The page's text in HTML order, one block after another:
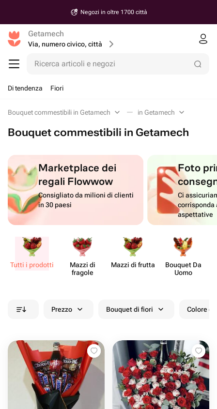
Negozi in oltre 1700 città
Getamech
Via, numero civico, città
Ricerca articoli e negozi
Di tendenza Fiori
Bouquet commestibili in Getamech in Getamech
Bouquet commestibili in Getamech
Marketplace dei
regali Flowwow
Consigliato da milioni di clienti
in 30 paesi
Foto
Ci
corrisponda
aspettative
Tutti i prodotti
Mazzi di
fragole
Mazzi di frutta
Bouquet Da
Uomo
Prezzo Bouquet di fiori Colore